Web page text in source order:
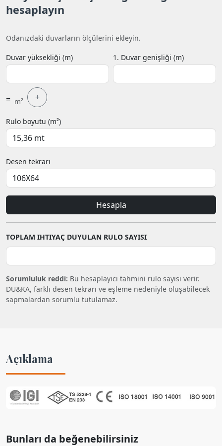
hesaplayın
Odanızdaki duvarların ölçülerini ekleyin.
Duvar yüksekliği (m) 1. Duvar genişliği (m)
= m² +
Rulo boyutu (m²)
Desen tekrarı
Hesapla
TOPLAM IHTIYAÇ DUYULAN RULO SAYISI
Sorumluluk reddi: Bu hesaplayıcı tahmini rulo sayısı verir.
DU&KA, farklı desen tekrarı ve eşleme nedeniyle oluşabilecek
sapmalardan sorumlu tutulamaz.
Açıklama
Bunları da beğenebilirsiniz